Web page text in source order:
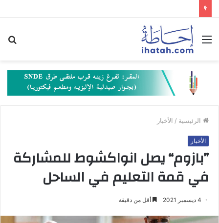
القائمة
الرئيسية / الأخبار
الأخبار
”بازوم“ يصل انواكشوط للمشاركة
في قمة التعليم في الساحل
4 ديسمبر 2021 أقل من دقيقة